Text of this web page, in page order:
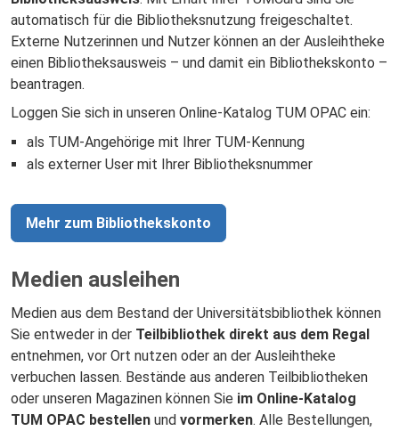
automatisch für die Bibliotheksnutzung freigeschaltet.
Externe Nutzerinnen und Nutzer können an der Ausleihtheke
einen Bibliotheksausweis – und damit ein Bibliothekskonto –
beantragen.
Loggen Sie sich in unseren Online-Katalog TUM OPAC ein:
als TUM-Angehörige mit Ihrer TUM-Kennung
als externer User mit Ihrer Bibliotheksnummer
Mehr zum Bibliothekskonto
Medien ausleihen
Medien aus dem Bestand der Universitätsbibliothek können
Sie entweder in der Teilbibliothek direkt aus dem Regal
entnehmen, vor Ort nutzen oder an der Ausleihtheke
verbuchen lassen. Bestände aus anderen Teilbibliotheken
oder unseren Magazinen können Sie im Online-Katalog
TUM OPAC bestellen und vormerken. Alle Bestellungen,